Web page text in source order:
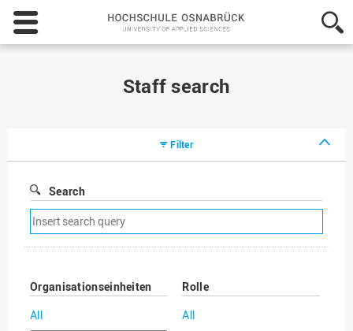
Hochschule
Osnabrück
-
Staff search
Filter
Search
Remove
search
filter
Organisationseinheiten
All
Rolle
All